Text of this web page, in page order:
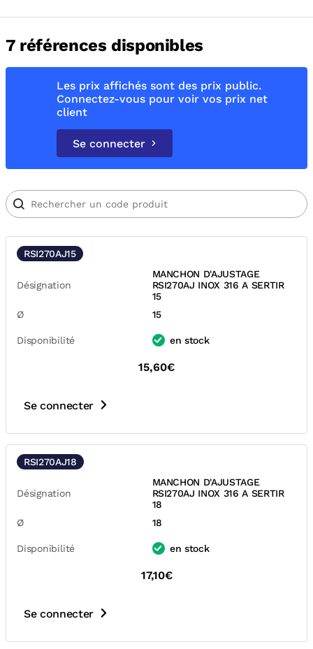
7 références disponibles
Les prix affichés sont des prix public.
Connectez-vous pour voir vos prix net
client
Se connecter
RSI270AJ15
Désignation
MANCHON D'AJUSTAGE
RSI270AJ INOX 316 A SERTIR
15
Ø
15
Disponibilité en stock
15,60€
Se connecter
RSI270AJ18
Désignation
MANCHON D'AJUSTAGE
RSI270AJ INOX 316 A SERTIR
18
Ø
18
Disponibilité en stock
17,10€
Se connecter